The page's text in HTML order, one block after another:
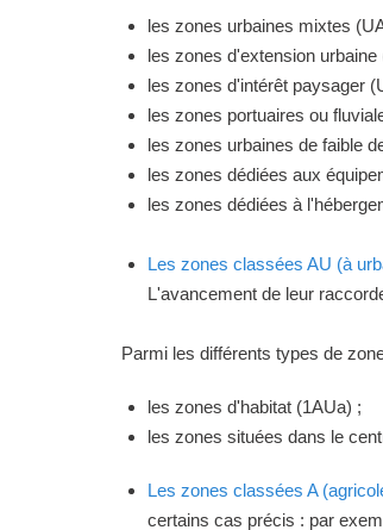
les zones urbaines mixtes
les zones d'extension urbaine
les zones d'intérêt paysager
les zones portuaires ou
les zones urbaines de faible
les zones dédiées aux
les zones dédiées à
Les zones classées AU (à
L'avancement de leur
Parmi les différents types de
les zones d'habitat (1AUa) ;
les zones situées dans le
Les zones classées A
certains cas précis : par